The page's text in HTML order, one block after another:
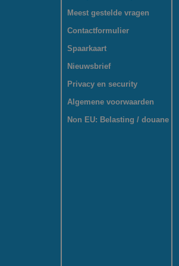
Meest gestelde vragen
Contactformulier
Spaarkaart
Nieuwsbrief
Privacy en security
Algemene voorwaarden
Non EU: Belasting / douane